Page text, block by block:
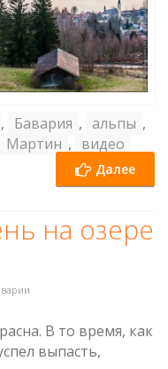
, Бавария , альпы ,
Мартин , видео
Далее
на озере
В то время, как
выпасть,